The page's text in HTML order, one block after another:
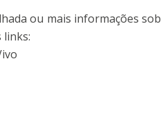
ou mais informações
links: